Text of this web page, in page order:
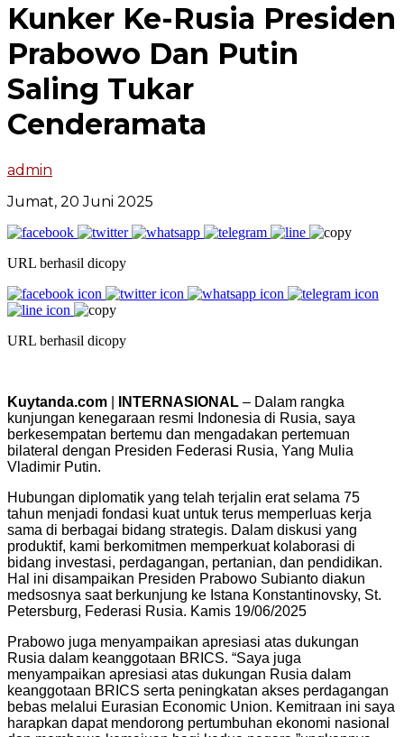
Kunker Ke-Rusia Presiden
Prabowo Dan Putin
Saling Tukar
Cenderamata
admin
Jumat, 20 Juni 2025
URL berhasil dicopy
URL berhasil dicopy
Kuytanda.com INTERNASIONAL – Dalam rangka
kunjungan kenegaraan resmi Indonesia di Rusia, saya
berkesempatan bertemu dan mengadakan pertemuan
bilateral dengan Presiden Federasi Rusia, Yang Mulia
Vladimir Putin.
Hubungan diplomatik yang telah terjalin erat selama 75
tahun menjadi fondasi kuat untuk terus memperluas kerja
sama di berbagai bidang strategis. Dalam diskusi yang
produktif, kami berkomitmen memperkuat kolaborasi di
bidang investasi, perdagangan, pertanian, dan pendidikan.
Hal ini disampaikan Presiden Prabowo Subianto diakun
medsosnya saat berkunjung ke Istana Konstantinovsky, St.
Petersburg, Federasi Rusia. Kamis 19/06/2025
Prabowo juga menyampaikan apresiasi atas dukungan
Rusia dalam keanggotaan BRICS. “Saya juga
menyampaikan apresiasi atas dukungan Rusia dalam
keanggotaan BRICS serta peningkatan akses perdagangan
bebas melalui Eurasian Economic Union. Kemitraan ini saya
harapkan dapat mendorong pertumbuhan ekonomi nasional